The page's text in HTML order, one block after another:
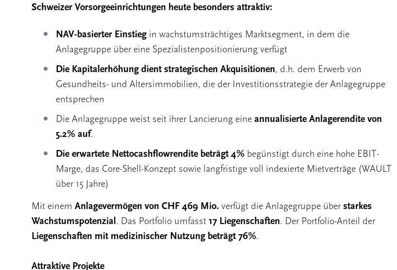
Schweizer Vorsorgeeinrichtungen heute besonders attraktiv:
NAV-basierter Einstieg in wachstumsträchtiges Marktsegment, in dem die
Anlagegruppe über eine Spezialistenpositionierung verfügt
Die Kapitalerhöhung dient strategischen Akquisitionen, d.h. dem Erwerb von
Gesundheits- und Altersimmobilien, die der Investitionsstrategie der Anlagegruppe
entsprechen
Die Anlagegruppe weist seit ihrer Lancierung eine annualisierte Anlagerendite von
5.2% auf.
Die erwartete Nettocashflowrendite beträgt 4% begünstigt durch eine hohe EBIT-
Marge, das Core-Shell-Konzept sowie langfristige voll indexierte Mietverträge (WAULT
über 15 Jahre)
Mit einem Anlagevermögen von CHF 469 Mio. verfügt die Anlagegruppe über starkes
Wachstumspotenzial . Das Portfolio umfasst 17 Liegenschaften. Der Portfolio-Anteil der
Liegenschaften mit medizinischer Nutzung beträgt 76%.
Attraktive Projekte